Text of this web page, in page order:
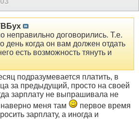
неправильно договорились. Т.е.
день когда он вам должен отдать
есть возможность тянуть и
подразумевается платить, в
за предыдущий, просто на своей
зарплату не выпрашивала не
меня там
первое время
зарплату, а иногда и